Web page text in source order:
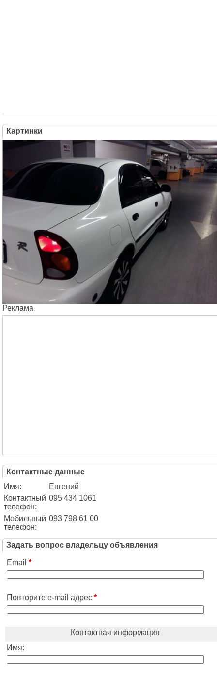
Картинки
Реклама
Контактные данные
Имя:
Евгений
Контактный
телефон:
095 434 1061
Мобильный
телефон:
093 798 61 00
Задать вопрос владельцу объявления
Email *
Повторите e-mail адрес *
Контактная информация
Имя: